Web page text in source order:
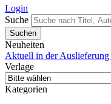
Login
Suche
Neuheiten
Aktuell in der Auslieferung
Verlage
Kategorien